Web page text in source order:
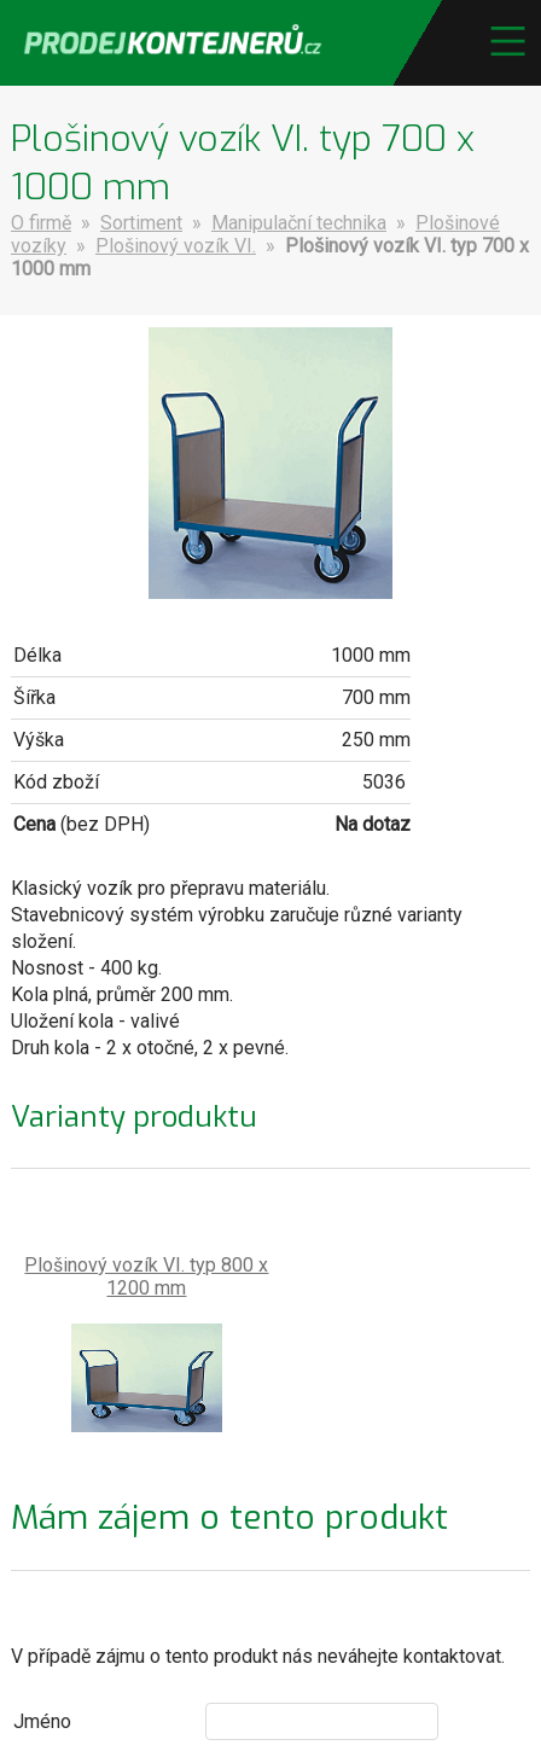
Plošinový vozík VI. typ 700 x
1000 mm
O firmě » Sortiment » Manipulační technika » Plošinové
vozíky » Plošinový vozík VI. » Plošinový vozík VI. typ 700 x
1000 mm
Délka
1000 mm
Šířka
700 mm
Výška
250 mm
Kód zboží
5036
Cena(bez DPH) Na dotaz
Klasický vozík pro přepravu materiálu.
Stavebnicový systém výrobku zaručuje různé varianty
složení.
Nosnost - 400 kg.
Kola plná, průměr 200 mm.
Uložení kola - valivé
Druh kola - 2 x otočné, 2 x pevné.
Varianty produktu
Plošinový vozík VI. typ 800 x
1200 mm
Mám zájem o tento produkt
V případě zájmu o tento produkt nás neváhejte kontaktovat.
Jméno